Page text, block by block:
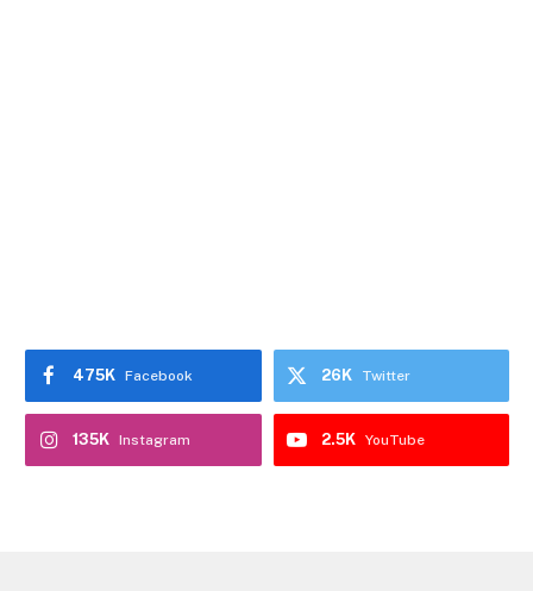
Facebook
475K Twitter
26K
Instagram
135K YouTube
2.5K